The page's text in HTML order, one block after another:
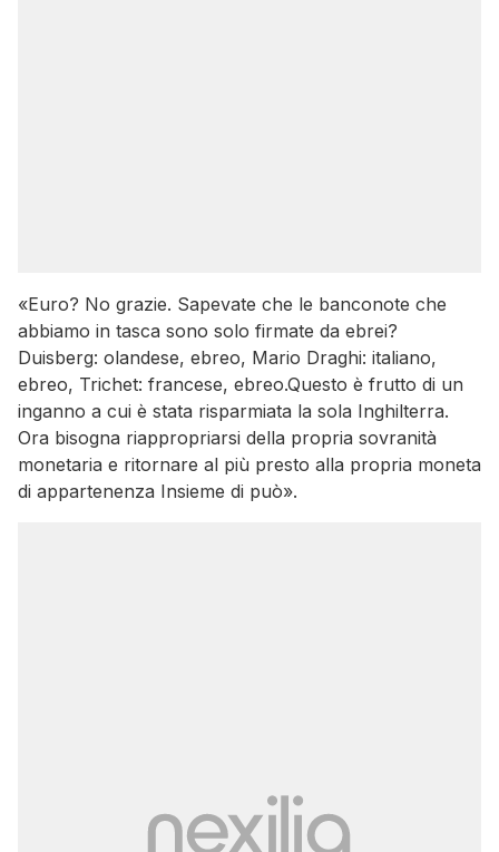
«Euro? No grazie. Sapevate che le banconote che
abbiamo in tasca sono solo firmate da ebrei?
Duisberg: olandese, ebreo, Mario Draghi: italiano,
ebreo, Trichet: francese, ebreo.Questo è frutto di un
inganno a cui è stata risparmiata la sola Inghilterra.
Ora bisogna riappropriarsi della propria sovranità
monetaria e ritornare al più presto alla propria moneta
di appartenenza Insieme di può».